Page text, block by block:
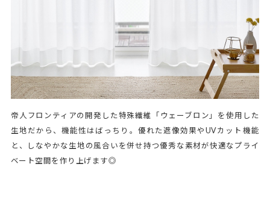
帝人フロンティアの開発した特殊繊維「ウェーブロン」を使用した
生地だから、機能性はばっちり。優れた遮像効果やUVカット機能
と、しなやかな生地の風合いを併せ持つ優秀な素材が快適なプライ
ベート空間を作り上げます◎